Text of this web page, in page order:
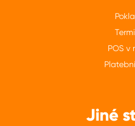
POS v
Jiné